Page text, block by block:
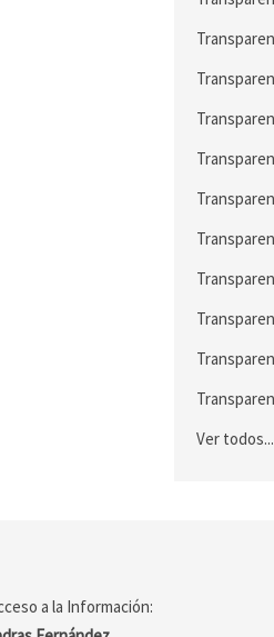
Ver todos...
a la Información: